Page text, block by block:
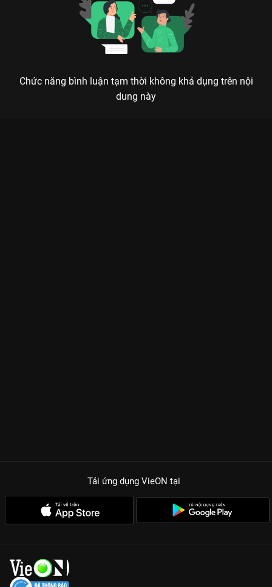
Chức năng bình luận tạm thời không khả dụng trên nội
dung này
Tải ứng dụng VieON tại